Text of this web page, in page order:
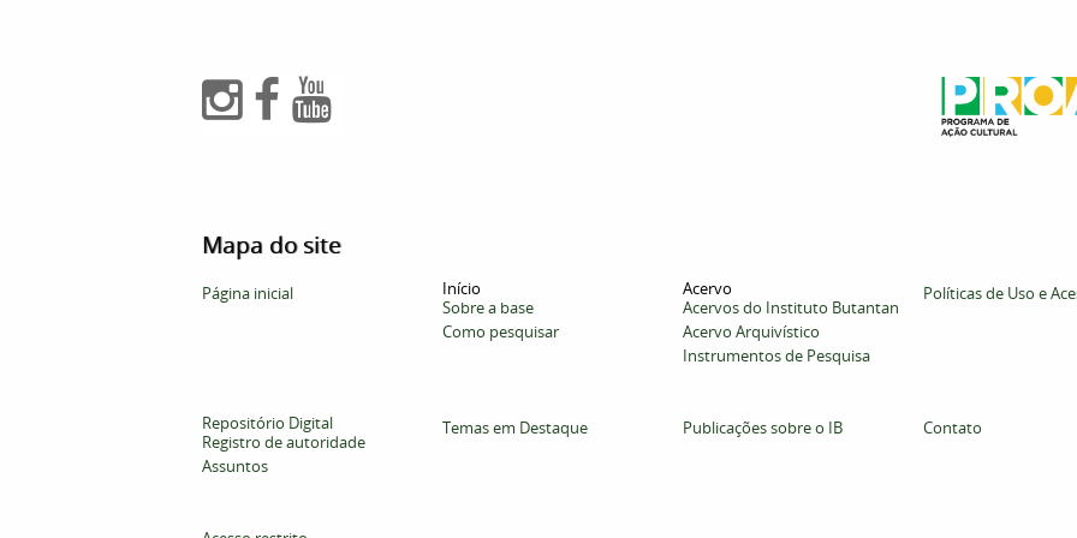
Mapa do site
Página inicial
Início
Sobre a base
Como pesquisar
Acervo
Acervos do Instituto Butantan
Acervo Arquivístico
Instrumentos de Pesquisa
Políticas de Uso e
Repositório Digital
Registro de autoridade
Assuntos
Temas em Destaque Publicações sobre o IB Contato